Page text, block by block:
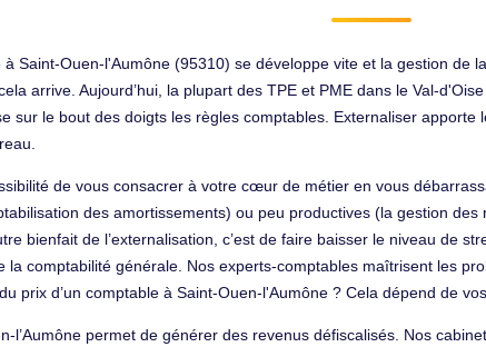
Saint-Ouen-l'Aumône (95310) se développe vite et la gestion de
arrive. Aujourd’hui, la plupart des TPE et PME dans le Val-
sur le bout des doigts les règles comptables. Externaliser
de vous consacrer à votre cœur de métier en vous
des amortissements) ou peu productives (la gestion
bienfait de l’externalisation, c’est de faire baisser le niveau de
la comptabilité générale. Nos experts-comptables maîtrisent les
prix d’un comptable à Saint-Ouen-l'Aumône ? Cela dépend de
l’Aumône permet de générer des revenus défiscalisés. Nos